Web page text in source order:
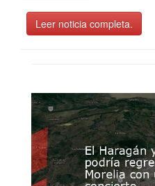
Leer noticia completa.